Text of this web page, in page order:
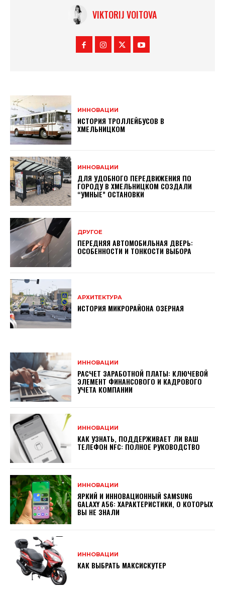
VIKTORIJ VOITOVA
ИННОВАЦИИ
ИСТОРИЯ ТРОЛЛЕЙБУСОВ В
ХМЕЛЬНИЦКОМ
ИННОВАЦИИ
ДЛЯ УДОБНОГО ПЕРЕДВИЖЕНИЯ ПО
ГОРОДУ В ХМЕЛЬНИЦКОМ СОЗДАЛИ
“УМНЫЕ” ОСТАНОВКИ
ДРУГОЕ
ПЕРЕДНЯЯ АВТОМОБИЛЬНАЯ ДВЕРЬ:
ОСОБЕННОСТИ И ТОНКОСТИ ВЫБОРА
АРХИТЕКТУРА
ИСТОРИЯ МИКРОРАЙОНА ОЗЕРНАЯ
ИННОВАЦИИ
РАСЧЕТ ЗАРАБОТНОЙ ПЛАТЫ: КЛЮЧЕВОЙ
ЭЛЕМЕНТ ФИНАНСОВОГО И КАДРОВОГО
УЧЕТА КОМПАНИИ
ИННОВАЦИИ
КАК УЗНАТЬ, ПОДДЕРЖИВАЕТ ЛИ ВАШ
ТЕЛЕФОН NFC: ПОЛНОЕ РУКОВОДСТВО
ИННОВАЦИИ
ЯРКИЙ И ИННОВАЦИОННЫЙ SAMSUNG
GALAXY A56: ХАРАКТЕРИСТИКИ, О КОТОРЫХ
ВЫ НЕ ЗНАЛИ
ИННОВАЦИИ
КАК ВЫБРАТЬ МАКСИСКУТЕР